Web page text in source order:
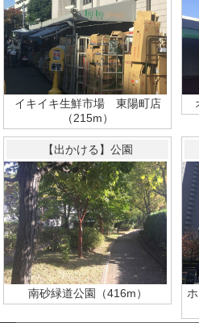
イキイキ生鮮市場 東陽町店
（215m）
【出かける】公園
南砂緑道公園（416m）